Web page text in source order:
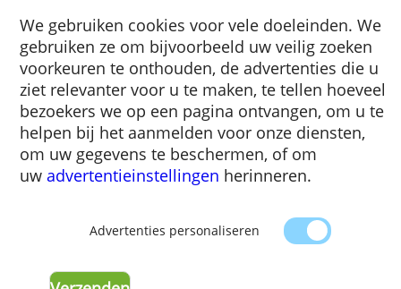
belangrijke rol. Zonder cookies zou het
van internet veel frustrerender zijn.
We gebruiken cookies voor vele
gebruiken ze om bijvoorbeeld uw veilig
voorkeuren te onthouden, de advertenties
ziet relevanter voor u te maken, te tellen
helpen bij het aanmelden voor onze
om uw gegevens te beschermen, of om
uwadvertentieinstellingen